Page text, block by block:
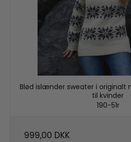
Blød islænder sweater i originalt
til kvinder
190-51r
999,00 DKK